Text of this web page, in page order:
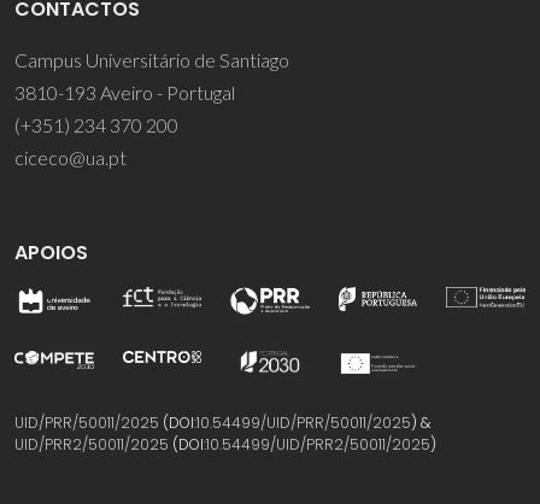
CONTACTOS
Campus Universitário de Santiago
3810-193 Aveiro - Portugal
(+351) 234 370 200
ciceco@ua.pt
APOIOS
UID/PRR/50011/2025 (DOI:10.54499/UID/PRR/50011/2025) &
UID/PRR2/50011/2025 (DOI:10.54499/UID/PRR2/50011/2025)